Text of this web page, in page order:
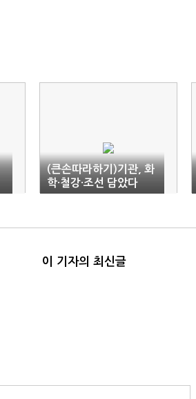
(큰손따라하기)기관, 화
학·철강·조선 담았다
이 기자의 최신글